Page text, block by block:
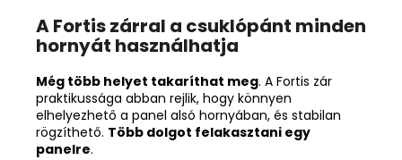
A Fortis zárral a csuklópánt minden
hornyát használhatja
Még több helyet takaríthat meg. A Fortis zár
praktikussága abban rejlik, hogy könnyen
elhelyezhető a panel alsó hornyában, és stabilan
rögzíthető. Több dolgot felakasztani egy
panelre.